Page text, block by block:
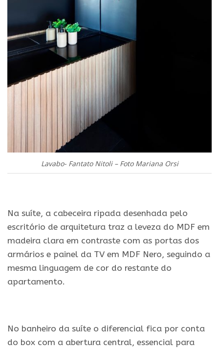
Lavabo- Fantato Nitoli – Foto Mariana Orsi
Na suíte, a cabeceira ripada desenhada pelo
escritório de arquitetura traz a leveza do MDF em
madeira clara em contraste com as portas dos
armários e painel da TV em MDF Nero, seguindo a
mesma linguagem de cor do restante do
apartamento.
No banheiro da suíte o diferencial fica por conta
do box com a abertura central, essencial para